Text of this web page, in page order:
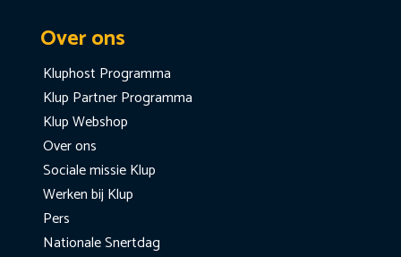
Over ons
Kluphost Programma
Klup Partner Programma
Klup Webshop
Over ons
Sociale missie Klup
Werken bij Klup
Pers
Nationale Snertdag